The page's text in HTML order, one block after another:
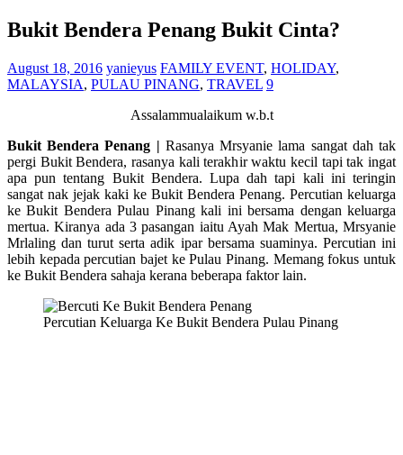
Bukit Bendera Penang Bukit Cinta?
August 18, 2016 yanieyus FAMILY EVENT, HOLIDAY,
MALAYSIA, PULAU PINANG, TRAVEL 9
Assalammualaikum w.b.t
Bukit Bendera Penang | Rasanya Mrsyanie lama sangat dah tak
pergi Bukit Bendera, rasanya kali terakhir waktu kecil tapi tak ingat
apa pun tentang Bukit Bendera. Lupa dah tapi kali ini teringin
sangat nak jejak kaki ke Bukit Bendera Penang. Percutian keluarga
ke Bukit Bendera Pulau Pinang kali ini bersama dengan keluarga
mertua. Kiranya ada 3 pasangan iaitu Ayah Mak Mertua, Mrsyanie
Mrlaling dan turut serta adik ipar bersama suaminya. Percutian ini
lebih kepada percutian bajet ke Pulau Pinang. Memang fokus untuk
ke Bukit Bendera sahaja kerana beberapa faktor lain.
Percutian Keluarga Ke Bukit Bendera Pulau Pinang